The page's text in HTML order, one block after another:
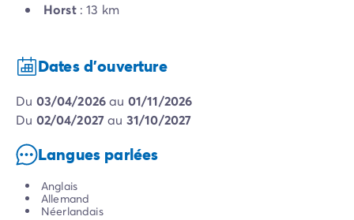
Horst: 13 km
Dates d'ouverture
du 03/04/2026au 01/11/2026
du 02/04/2027au 31/10/2027
Langues parlées
Anglais
Allemand
Néerlandais